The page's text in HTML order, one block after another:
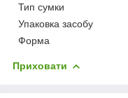
Тип сумки
Упаковка засобу
Форма
Приховати